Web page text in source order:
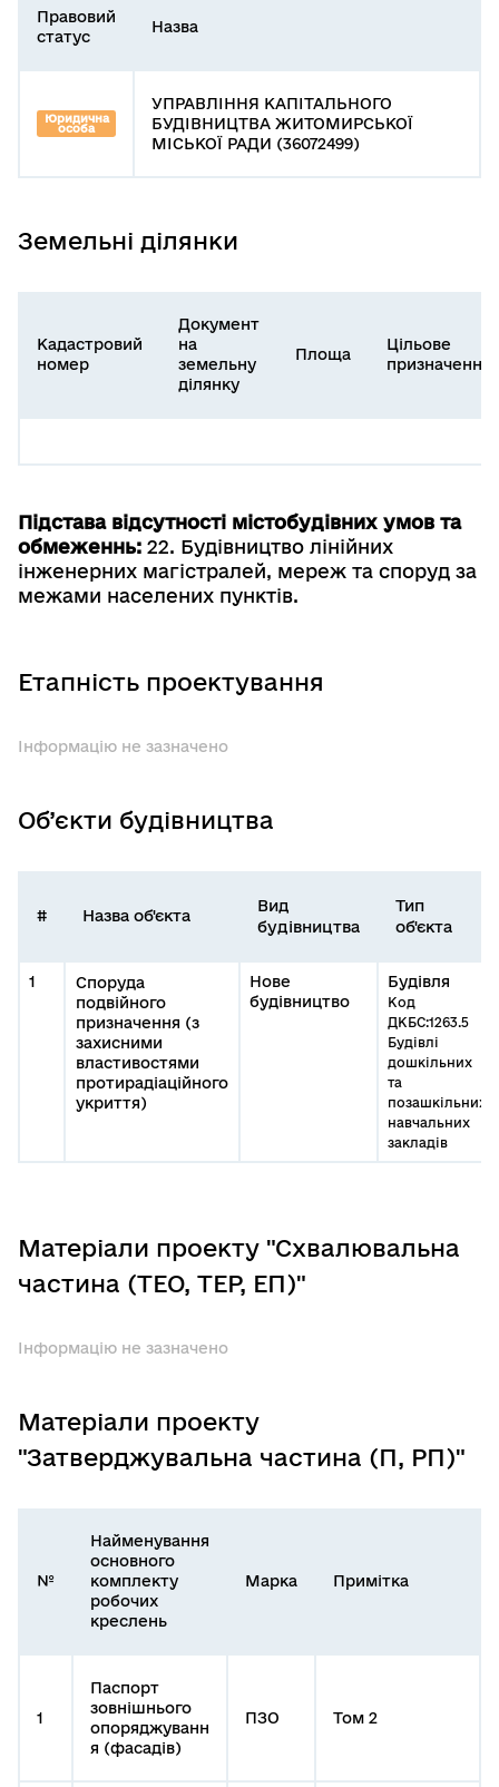
Правовий
статус
Назва
Юридична
особа
УПРАВЛІННЯ КАПІТАЛЬНОГО
БУДІВНИЦТВА ЖИТОМИРСЬКОЇ
МІСЬКОЇ РАДИ (36072499)
Земельні ділянки
Кадастровий
номер
Документ
на
земельну
ділянку
Площа
Цільове
призначення
Підстава відсутності містобудівних умов та
обмеженнь: 22. Будівництво лінійних
інженерних магістралей, мереж та споруд за
межами населених пунктів.
Етапність проектування
Інформацію не зазначено
Об’єкти будівництва
# Назва об'єкта
Вид
будівництва
Тип
об'єкта
1
Споруда
подвійного
призначення (з
захисними
властивостями
протирадіаційного
укриття)
Нове
будівництво
Будівля
Код
ДКБС:1263.5
Будівлі
дошкільних
та
позашкільних
навчальних
закладів
Матеріали проекту "Схвалювальна
частина (ТЕО, ТЕР, ЕП)"
Інформацію не зазначено
Матеріали проекту
"Затверджувальна частина (П, РП)"
№
Найменування
основного
комплекту
робочих
креслень
Марка Примітка
1
Паспорт
зовнішнього
опоряджуванн
я (фасадів)
ПЗО Том 2